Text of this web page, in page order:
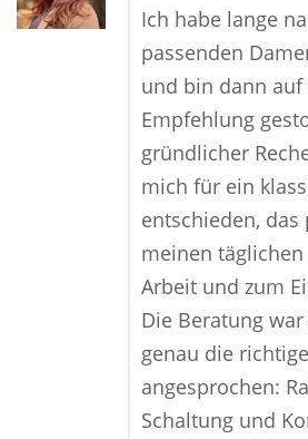
Ich habe lange
passenden
und bin dann auf
Empfehlung
gründlicher
mich für ein
entschieden, das
meinen
Arbeit und zum
Die Beratung
genau die
angesprochen:
Schaltung und